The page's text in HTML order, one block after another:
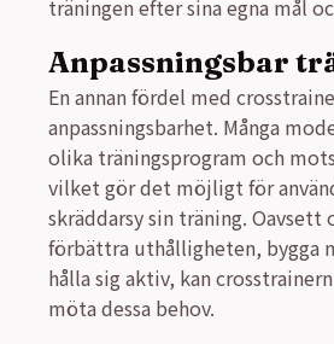
träningen efter sina egna mål
Anpassningsbar
En annan fördel med
anpassningsbarhet. Många
olika träningsprogram och
vilket gör det möjligt för
skräddarsy sin träning.
förbättra uthålligheten, bygga
hålla sig aktiv, kan
möta dessa behov.